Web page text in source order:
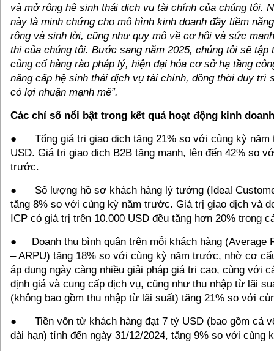
và mở rộng hệ sinh thái dịch vụ tài chính của chúng tôi.
này là minh chứng cho mô hình kinh doanh đầy tiềm
rộng và sinh lời, cũng như quy mô về cơ hội và sức
thi của chúng tôi. Bước sang năm 2025, chúng tôi sẽ tập
củng cố hàng rào pháp lý, hiện đại hóa cơ sở hạ tầng
nâng cấp hệ sinh thái dịch vụ tài chính, đồng thời duy trì
có lợi nhuận mạnh mẽ”.
Các chỉ số nổi bật trong kết quả hoạt động kinh
● Tổng giá trị giao dịch tăng 21% so với cùng kỳ năm
USD. Giá trị giao dịch B2B tăng mạnh, lên đến 42% so
trước.
● Số lượng hồ sơ khách hàng lý tưởng (Ideal
tăng 8% so với cùng kỳ năm trước. Giá trị giao dịch và
ICP có giá trị trên 10.000 USD đều tăng hơn 20% trong
● Doanh thu bình quân trên mỗi khách hàng (Average
– ARPU) tăng 18% so với cùng kỳ năm trước, nhờ cơ
áp dụng ngày càng nhiều giải pháp giá trị cao, cùng với
định giá và cung cấp dịch vụ, cũng như thu nhập từ lãi
(không bao gồm thu nhập từ lãi suất) tăng 21% so với
● Tiền vốn từ khách hàng đạt 7 tỷ USD (bao gồm cả
dài hạn) tính đến ngày 31/12/2024, tăng 9% so với cùng